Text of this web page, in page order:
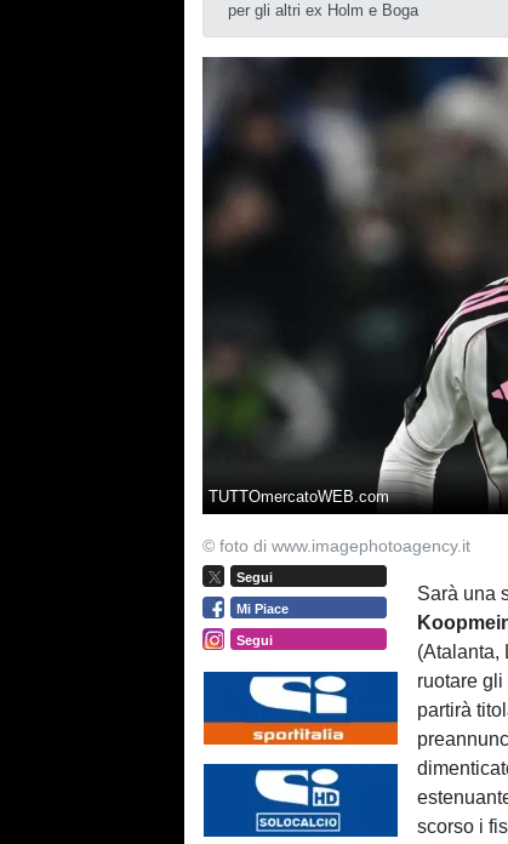
per gli altri ex Holm e Boga
TUTTOmercatoWEB.com
© foto di www.imagephotoagency.it
Segui
Mi Piace
Segui
Sarà una
(Atalanta,
ruotare
partirà
scorso i